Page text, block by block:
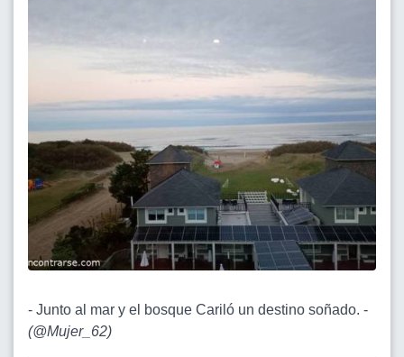
- Junto al mar y el bosque Cariló un destino soñado. -
(@Mujer_62)